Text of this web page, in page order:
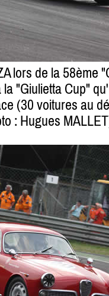
lors de la 58ème
"Giulietta Cup"
(30 voitures au
: Hugues